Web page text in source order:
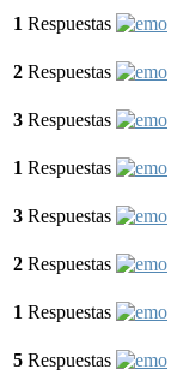
1 Respuestas
2 Respuestas
3 Respuestas
1 Respuestas
3 Respuestas
2 Respuestas
1 Respuestas
5 Respuestas